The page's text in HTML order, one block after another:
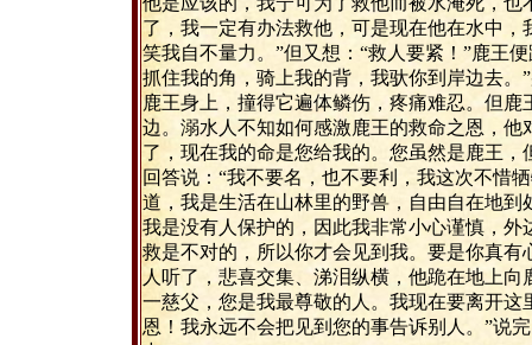
了，我一定有办法救他，可是现在他在水中
笑我自不量力。”但又想：“救人要紧！”鹿王
抓住我的角，骑上我的背，我驮你到岸边去
鹿王身上，撞得它遍体鳞伤，疼痛难忍。但
边。溺水人不知如何感激鹿王的救命之恩，
了，现在我的命是您给我的。您虽然是鹿王
回答说：“我不要名，也不要利，我这次不惜
道，我是生活在山林里的野兽，自由自在地
我是没有人保护的，因此我非常小心谨慎，
救是不对的，所以你才会见到我。要是你真
人听了，悲喜交集、涕泪纵横，他跪在地上
一慈父，您是我最尊敬的人。我现在要离开
恩！我永远不会把见到您的事告诉别人。”说